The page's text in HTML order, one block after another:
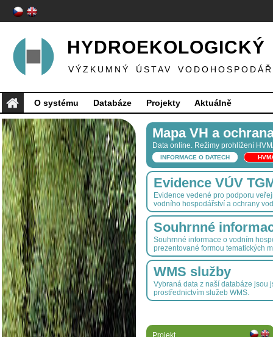
VÝZKUMNÝ ÚSTAV
O systému Databáze Projekty Aktuálně